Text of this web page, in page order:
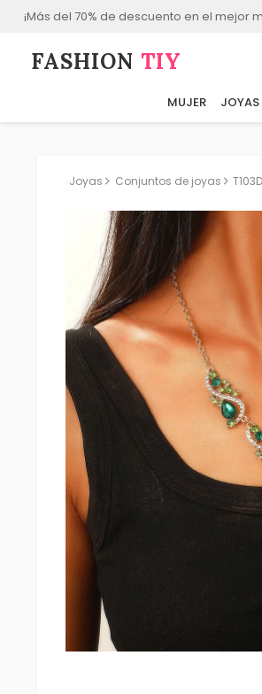
¡Más del 70% de descuento en el
FASHION⁠ TIY
MUJER JOYAS
Joyas Conjuntos de joyas